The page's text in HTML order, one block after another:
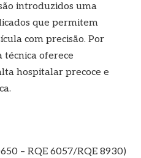
introduzidos uma
que permitem
com precisão. Por
técnica oferece
hospitalar precoce e
– RQE 6057/RQE 8930)